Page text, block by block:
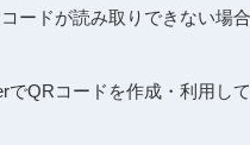
ードが読み取りできない場
でQRコードを作成・利用し